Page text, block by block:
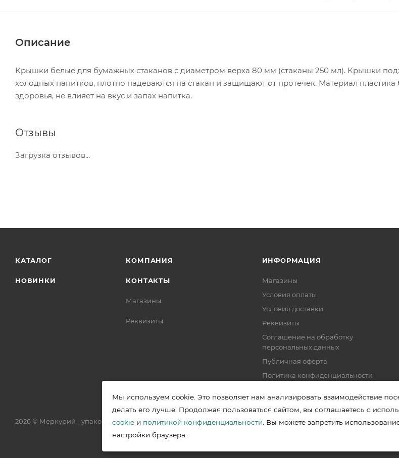
Описание
Крышки белые для бумажных стаканов с диаметром верха 80 мм (стаканы 250 мл). Крышки
холодных напитков, плотно надеваются на стакан и защищают от протечек. Материал пластика
здоровья, не влияет на вкус и запах напитка.
Отзывы
Загрузка отзывов...
КАТАЛОГ
НОВИНКИ
КОМПАНИЯ
КОНТАКТЫ
Магазины
Реквизиты
ИНФОРМАЦИЯ
Магазины
Условия оплаты
Условия доставки
Реквизиты
Соглашение на обработку
персональных данных
Публичная оферта
Политика конфиденциальности
2026 © Меркурий - упаковочная продукция от ведущих производителей в Уфе
Мы используем cookie. Это позволяет нам анализировать взаимодействие
делать его лучше. Продолжая пользоваться сайтом, вы соглашаетесь с
cookieи политикой конфиденциальности . Вы можете запретить
настройки браузера.